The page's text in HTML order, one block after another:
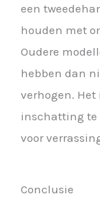
een
houden met
Oudere
hebben dan
verhogen. Het
inschatting te
voor
Conclusie